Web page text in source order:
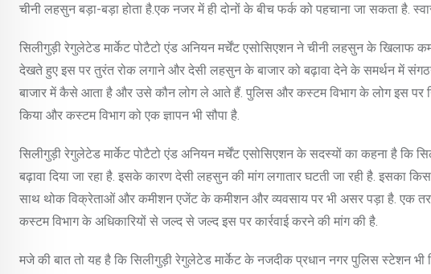
चीनी लहसुन बड़ा-बड़ा होता है.एक नजर में ही दोनों के बीच फर्क को पहचाना जा सकता है.
सिलीगुड़ी रेगुलेटेड मार्केट पोटैटो एंड अनियन मर्चेंट एसोसिएशन ने चीनी लहसुन के
देखते हुए इस पर तुरंत रोक लगाने और देसी लहसुन के बाजार को बढ़ावा देने के समर्थन में
बाजार में कैसे आता है और उसे कौन लोग ले आते हैं. पुलिस और कस्टम विभाग के लोग इस पर
किया और कस्टम विभाग को एक ज्ञापन भी सौपा है.
सिलीगुड़ी रेगुलेटेड मार्केट पोटैटो एंड अनियन मर्चेंट एसोसिएशन के सदस्यों का कहना है कि
बढ़ावा दिया जा रहा है. इसके कारण देसी लहसुन की मांग लगातार घटती जा रही है. इसका
साथ थोक विक्रेताओं और कमीशन एजेंट के कमीशन और व्यवसाय पर भी असर पड़ा है. एक
कस्टम विभाग के अधिकारियों से जल्द से जल्द इस पर कार्रवाई करने की मांग की है.
मजे की बात तो यह है कि सिलीगुड़ी रेगुलेटेड मार्केट के नजदीक प्रधान नगर पुलिस स्टेशन भी